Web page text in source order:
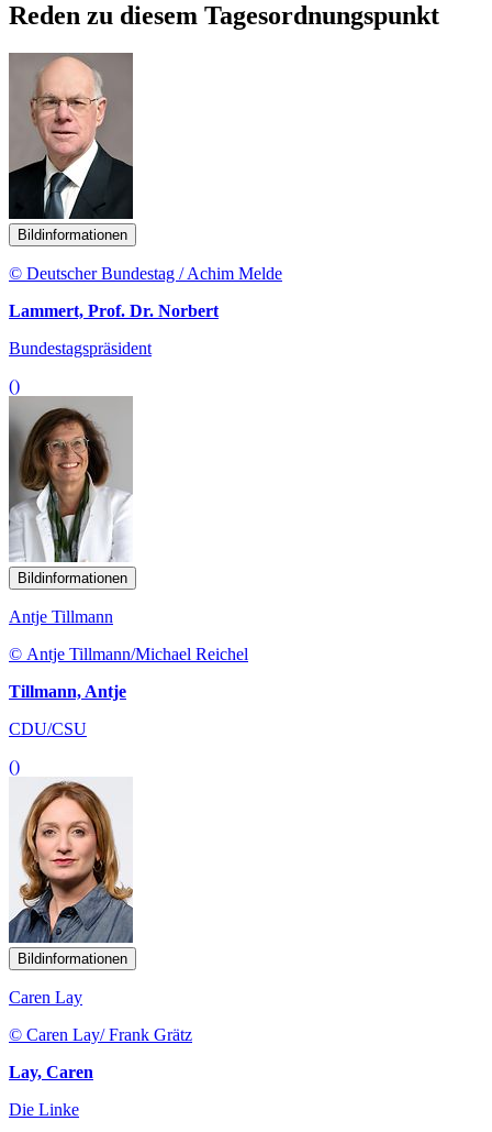
Reden zu diesem Tagesordnungspunkt
Bildinformationen
© Deutscher Bundestag / Achim Melde
Lammert, Prof. Dr. Norbert
Bundestagspräsident
()
Bildinformationen
Antje Tillmann
© Antje Tillmann/Michael Reichel
Tillmann, Antje
CDU/CSU
()
Bildinformationen
Caren Lay
© Caren Lay/ Frank Grätz
Lay, Caren
Die Linke